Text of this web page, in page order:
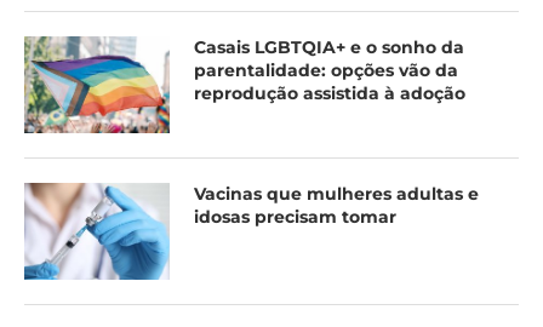
Casais LGBTQIA+ e o sonho da
parentalidade: opções vão da
reprodução assistida à adoção
Vacinas que mulheres adultas e
idosas precisam tomar